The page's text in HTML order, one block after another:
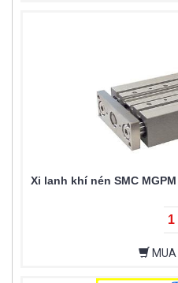
Xi lanh khí nén SMC
1
MUA